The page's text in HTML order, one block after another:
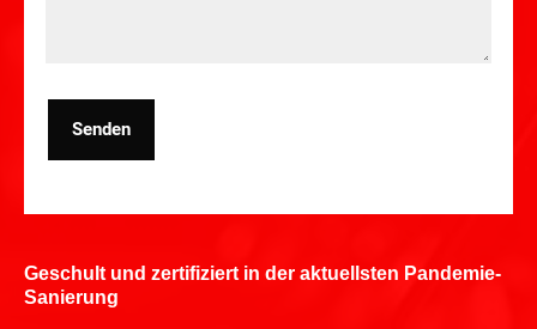
Senden
Geschult und zertifiziert in der aktuellsten Pandemie-
Sanierung